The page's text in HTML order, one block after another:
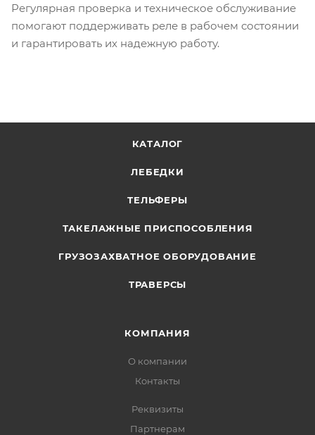
Регулярная проверка и техническое обслуживание
помогают поддерживать реле в рабочем состоянии
и гарантировать их надежную работу.
КАТАЛОГ
ЛЕБЕДКИ
ТЕЛЬФЕРЫ
ТАКЕЛАЖНЫЕ ПРИСПОСОБЛЕНИЯ
ГРУЗОЗАХВАТНОЕ ОБОРУДОВАНИЕ
ТРАВЕРСЫ
КОМПАНИЯ
О компании
Контакты
Реквизиты
Партнерам